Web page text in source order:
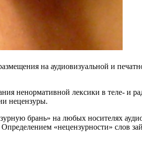
на аудиовизуальной и
ненормативной лексики в теле-
нецензуры.
брань» на любых носителях
«нецензурности» слов